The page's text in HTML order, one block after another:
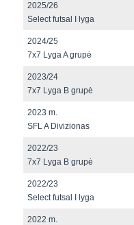
2025/26
Select futsal I lyga
2024/25
7x7 Lyga A grupė
2023/24
7x7 Lyga B grupė
2023 m.
SFL A Divizionas
2022/23
7x7 Lyga B grupė
2022/23
Select futsal I lyga
2022 m.